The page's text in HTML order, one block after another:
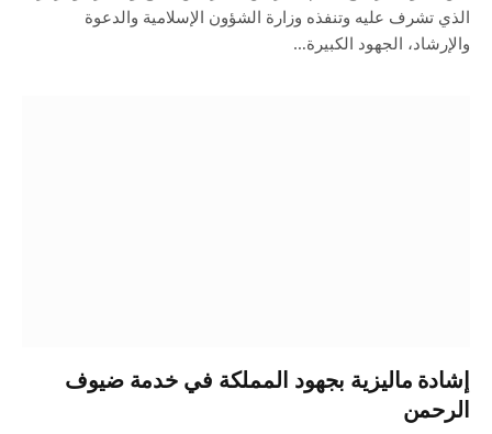
الذي تشرف عليه وتنفذه وزارة الشؤون الإسلامية والدعوة
والإرشاد، الجهود الكبيرة…
إشادة ماليزية بجهود المملكة في خدمة ضيوف
الرحمن